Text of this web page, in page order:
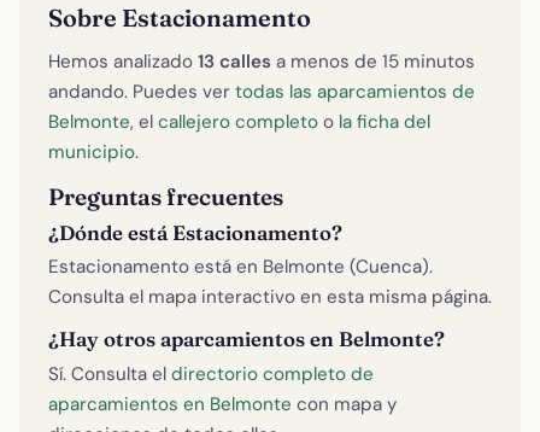
Sobre Estacionamento
Hemos analizado 13 calles a menos de 15 minutos
andando. Puedes ver todas las aparcamientos de
Belmonte, el callejero completo o la ficha del
municipio.
Preguntas frecuentes
¿Dónde está Estacionamento?
Estacionamento está en Belmonte (Cuenca).
Consulta el mapa interactivo en esta misma página.
¿Hay otros aparcamientos en Belmonte?
Sí. Consulta el directorio completo de
aparcamientos en Belmonte con mapa y